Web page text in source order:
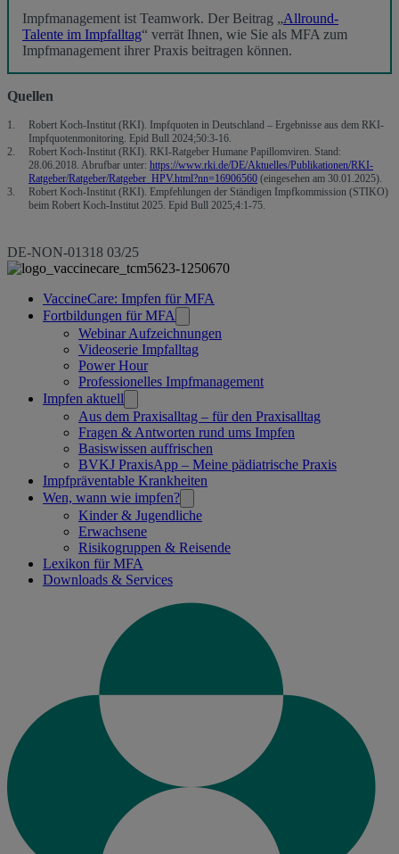
Impfmanagement ist Teamwork. Der Beitrag „Allround-
Talente im Impfalltag“ verrät Ihnen, wie Sie als MFA zum
Impfmanagement ihrer Praxis beitragen können.
Quellen
Robert Koch-Institut (RKI). Impfquoten in Deutschland – Ergebnisse aus dem RKI-
Impfquotenmonitoring. Epid Bull 2024;50:3-16.
Robert Koch-Institut (RKI). RKI-Ratgeber Humane Papillomviren. Stand:
28.06.2018. Abrufbar unter: https://www.rki.de/DE/Aktuelles/Publikationen/RKI-
Ratgeber/Ratgeber/Ratgeber_HPV.html?nn=16906560 (eingesehen am 30.01.2025).
Robert Koch-Institut (RKI). Empfehlungen der Ständigen Impfkommission (STIKO)
beim Robert Koch-Institut 2025. Epid Bull 2025;4:1-75.
DE-NON-01318 03/25
Verknüpfte
Seiten
VaccineCare: Impfen für MFA
Fortbildungen für MFA
Webinar Aufzeichnungen
Videoserie Impfalltag
Power Hour
Professionelles Impfmanagement
Impfen aktuell
Aus dem Praxisalltag – für den Praxisalltag
Fragen & Antworten rund ums Impfen
Basiswissen auffrischen
BVKJ PraxisApp – Meine pädiatrische Praxis
Impfpräventable Krankheiten
Wen, wann wie impfen?
Kinder & Jugendliche
Erwachsene
Risikogruppen & Reisende
Lexikon für MFA
Downloads & Services